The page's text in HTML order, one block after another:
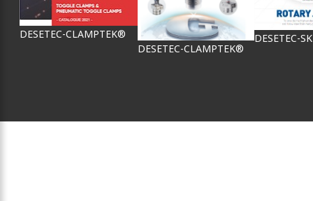
DESETEC-CLAMPTEK®
DESETEC-CLAMPTEK®
DESETEC-